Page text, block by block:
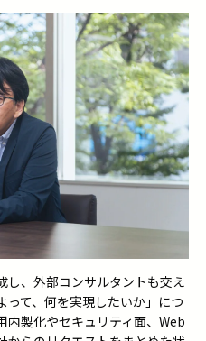
、 外部コンサルタントも交え
って、何を実現したいか」につ
内製化やセキュリティ面、 Web